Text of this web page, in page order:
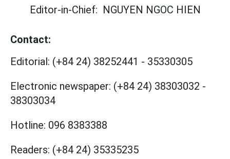
Editor-in-Chief: NGUYEN NGOC HIEN
Contact:
Editorial: (+84 24) 38252441 - 35330305
Electronic newspaper: (+84 24) 38303032 -
38303034
Hotline: 096 8383388
Readers: (+84 24) 35335235